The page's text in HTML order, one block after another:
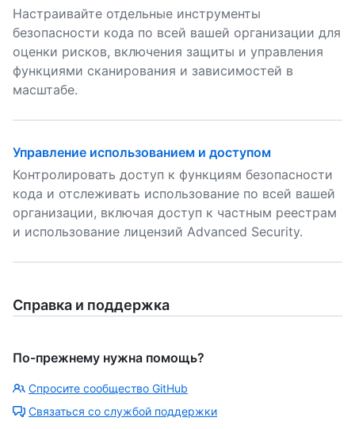
Настраивайте отдельные инструменты
безопасности кода по всей вашей организации для
оценки рисков, включения защиты и управления
функциями сканирования и зависимостей в
масштабе.
Управление использованием и доступом
Контролировать доступ к функциям безопасности
кода и отслеживать использование по всей вашей
организации, включая доступ к частным реестрам
и использование лицензий Advanced Security.
Справка и поддержка
По-прежнему нужна помощь?
Спросите сообщество GitHub
Связаться со службой поддержки